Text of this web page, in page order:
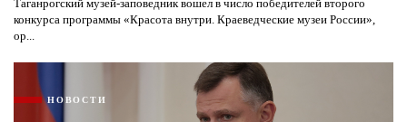
Таганрогский музей-заповедник вошел в число победителей второго
конкурса программы «Красота внутри. Краеведческие музеи России»,
ор...
НОВОСТИ